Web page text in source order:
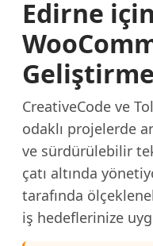
Edirne için
Geliştirme
CreativeCode ve
odaklı projelerde
ve sürdürülebilir
çatı altında
tarafında
iş hedeflerinize